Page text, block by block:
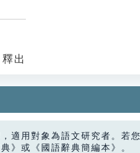
釋出
適用對象為語文研究者。若
》或《國語辭典簡編本》。